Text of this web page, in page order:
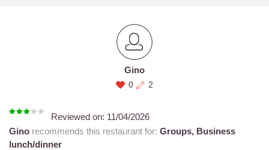
Gino
0 2
Reviewed on: 11/04/2026
Gino recommends this restaurant for: Groups, Business
lunch/dinner